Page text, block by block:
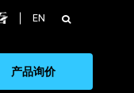
EN 搜
索：
产品询价